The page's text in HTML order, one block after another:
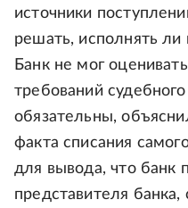
источники
решать, исполнять ли
Банк не мог
требований
обязательны,
факта списания
для вывода, что банк
представителя банка,